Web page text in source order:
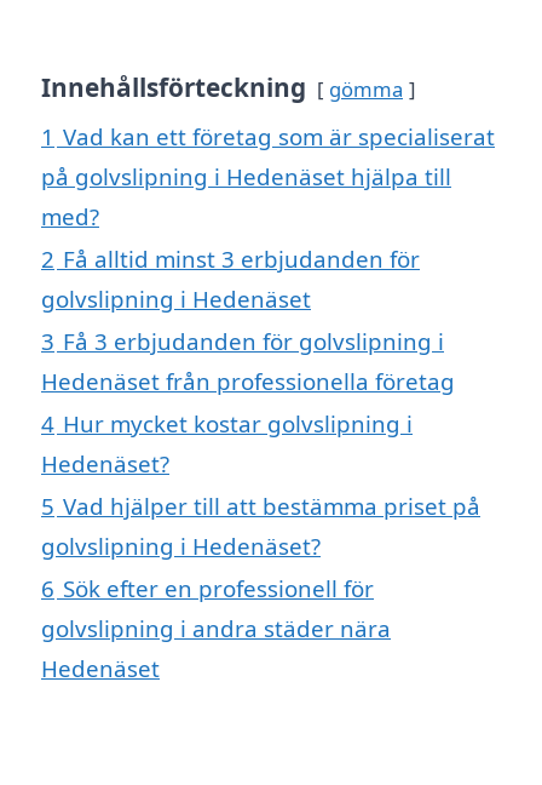
Innehållsförteckning gömma
1 Vad kan ett företag som är specialiserat
på golvslipning i Hedenäset hjälpa till
med?
2 Få alltid minst 3 erbjudanden för
golvslipning i Hedenäset
3 Få 3 erbjudanden för golvslipning i
Hedenäset från professionella företag
4 Hur mycket kostar golvslipning i
Hedenäset?
5 Vad hjälper till att bestämma priset på
golvslipning i Hedenäset?
6 Sök efter en professionell för
golvslipning i andra städer nära
Hedenäset